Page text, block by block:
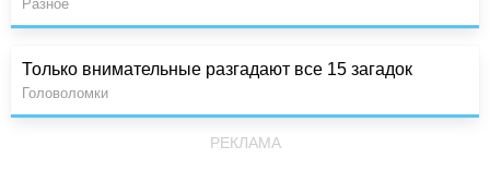
Разное
Только внимательные разгадают все 15 загадок
Головоломки
РЕКЛАМА